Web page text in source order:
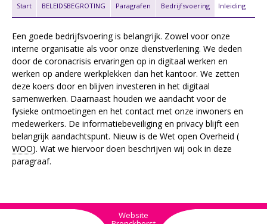
Start BELEIDSBEGROTING Paragrafen Bedrijfsvoering Inleiding
Een goede bedrijfsvoering is belangrijk. Zowel voor onze
interne organisatie als voor onze dienstverlening. We deden
door de coronacrisis ervaringen op in digitaal werken en
werken op andere werkplekken dan het kantoor. We zetten
deze koers door en blijven investeren in het digitaal
samenwerken. Daarnaast houden we aandacht voor de
fysieke ontmoetingen en het contact met onze inwoners en
medewerkers. De informatiebeveiliging en privacy blijft een
belangrijk aandachtspunt. Nieuw is de Wet open Overheid (
WOO). Wat we hiervoor doen beschrijven wij ook in deze
paragraaf.
Website